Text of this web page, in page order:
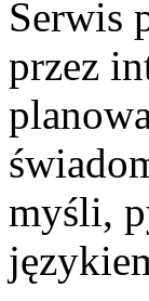
Serwis
przez
myśli,